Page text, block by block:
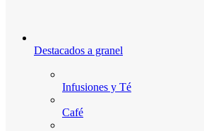
Destacados a granel
Infusiones y Té
Café